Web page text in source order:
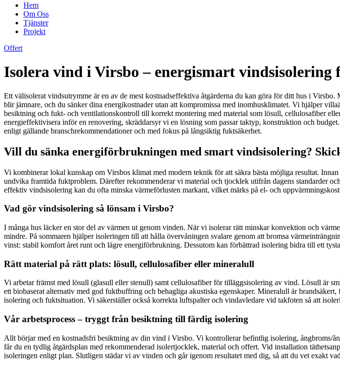
Hem
Om Oss
Tjänster
Projekt
Offert
Isolera vind i Virsbo – energismart
Ett välisolerat vindsutrymme är en av de mest kostnadseffektiva åtgärderna du kan göra för ditt hus i
blir jämnare, och du sänker dina energikostnader utan att kompromissa med inomhusklimatet. Vi hjälper
besiktning och fukt- och ventilationskontroll till korrekt montering med material som lösull, cellulosafiber
energieffektivisera inför en renovering, skräddarsyr vi en lösning som passar taktyp, konstruktion och
enligt gällande branschrekommendationer och med fokus på långsiktig fuktsäkerhet.
Vill du sänka energiförbrukningen med smart vindsisolering?
Vi kombinerar lokal kunskap om Virsbos klimat med modern teknik för att säkra bästa möjliga resultat.
undvika framtida fuktproblem. Därefter rekommenderar vi material och tjocklek utifrån dagens standarder
effektiv vindsisolering kan du ofta minska värmeförlusten markant, vilket märks på el- och
Vad gör vindsisolering så lönsam i Virsbo?
I många hus läcker en stor del av värmen ut genom vinden. När vi isolerar rätt minskar konvektion och
mindre. På sommaren hjälper isoleringen till att hålla övervåningen svalare genom att bromsa
vinst: stabil komfort året runt och lägre energiförbrukning. Dessutom kan förbättrad isolering bidra till ett
Rätt material på rätt plats: lösull, cellulosafiber eller mineralull
Vi arbetar främst med lösull (glasull eller stenull) samt cellulosafiber för tilläggsisolering av vind. Lösull är
ett biobaserat alternativ med god fuktbuffring och behagliga akustiska egenskaper. Mineralull är
isolering och fuktsituation. Vi säkerställer också korrekta luftspalter och vindavledare vid takfoten så att
Vår arbetsprocess – tryggt från besiktning till färdig isolering
Allt börjar med en kostnadsfri besiktning av din vind i Virsbo. Vi kontrollerar befintlig isolering, ångbroms/
får du en tydlig åtgärdsplan med rekommenderad isolertjocklek, material och offert. Vid installation
isoleringen enligt plan. Slutligen städar vi av vinden och går igenom resultatet med dig, så att du vet exakt